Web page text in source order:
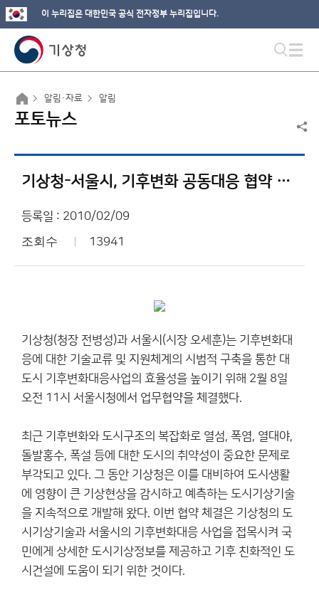
이 누리집은 대한민국 공식 전자정부 누리집입니다.
알림·자료 알림
포토뉴스
기상청-서울시, 기후변화 공동대응 협약 체결
등록일 : 2010/02/09
조회수 13941
기상청(청장 전병성)과 서울시(시장 오세훈)는 기후변화대
응에 대한 기술교류 및 지원체계의 시범적 구축을 통한 대
도시 기후변화대응사업의 효율성을 높이기 위해 2월 8일
오전 11시 서울시청에서 업무협약을 체결했다.
최근 기후변화와 도시구조의 복잡화로 열섬, 폭염, 열대야,
돌발홍수, 폭설 등에 대한 도시의 취약성이 중요한 문제로
부각되고 있다. 그 동안 기상청은 이를 대비하여 도시생활
에 영향이 큰 기상현상을 감시하고 예측하는 도시기상기술
을 지속적으로 개발해 왔다. 이번 협약 체결은 기상청의 도
시기상기술과 서울시의 기후변화대응 사업을 접목시켜 국
민에게 상세한 도시기상정보를 제공하고 기후 친화적인 도
시건설에 도움이 되기 위한 것이다.